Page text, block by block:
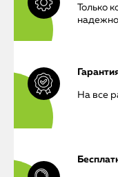
iPhone
MacBook
Только
На все